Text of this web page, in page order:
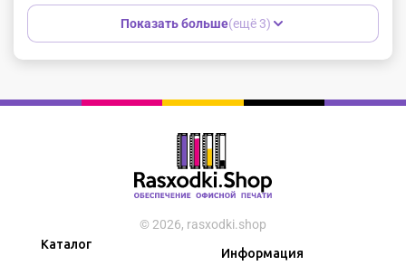
Показать больше(ещё 3)
© 2026, rasxodki.shop
Каталог
Информация